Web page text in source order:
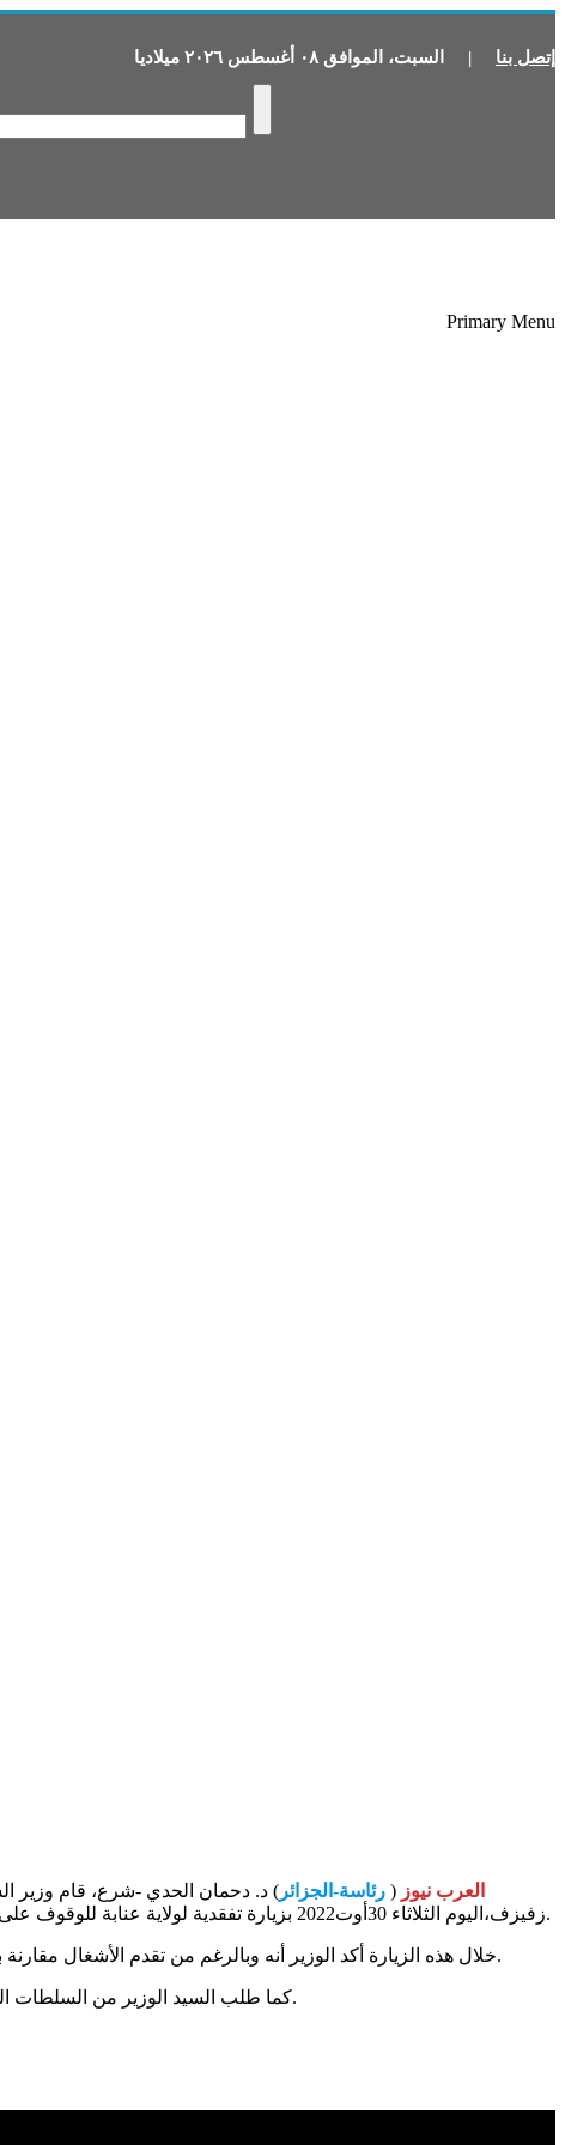
إتصل بنا | السبت، الموافق ٠٨ أغسطس ٢٠٢٦ ميلاديا
Primary Menu
العرب نيوز ( رئاسة-الجزائر ) د. دحمان الحدي -شرع، قام وزير
زفيزف،اليوم الثلاثاء 30أوت2022 بزيارة تفقدية لولاية عنابة للوقوف على مدى جاهزية الملاعب المعنية بهذه التظاهرة تحسبا للبطولة الافريقية للأمم لكرة القدم التي ستحتضنها الجزائر من 8 إلى 31 جانفي 2023.
خلال هذه الزيارة أكد الوزير أنه وبالرغم من تقدم الأشغال مقارنة بالزيارة الاخيرة في شهر جوان الفارط إلا أنه أصبح من الضروري الإسراع في وتيرة الاشغال خلال الأيام القادمة من طرف شركة المنجزة.
كما طلب السيد الوزير من السلطات المحلية و على رأسها والي الولاية الوقوف على إتمام هذه الاشغال في وقتها خاصة وأن كل الأرصدة المالية قد تم ضخت في الآجال الكافية.